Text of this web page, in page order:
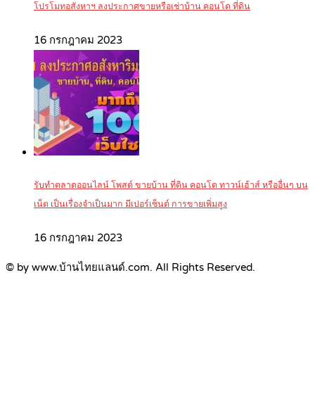
โปรโมทอสังหาฯ ลงประกาศขายหรือเช่าบ้าน คอนโด ที่ดิน
16 กรกฎาคม 2023
รับทำตลาดออนไลน์ โพสต์ ขายบ้าน ที่ดิน คอนโด ทาวน์เฮ้าส์ หรืออื่นๆ บน
เน็ต เป็นเรื่องจำเป็นมาก มีเปอร์เซ็นต์ การขายเพิ่มสูง
16 กรกฎาคม 2023
© by www.บ้านไทยแลนด์.com. All Rights Reserved.